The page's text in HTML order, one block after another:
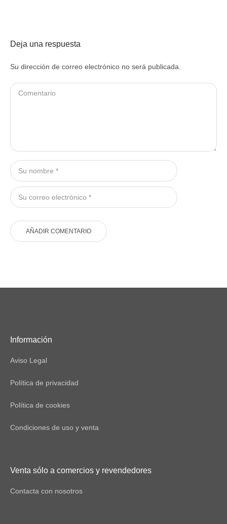
Deja una respuesta
Su dirección de correo electrónico no será publicada.
Información
Aviso Legal
Política de privacidad
Política de cookies
Condiciones de uso y venta
Venta sólo a comercios y revendedores
Contacta con nosotros